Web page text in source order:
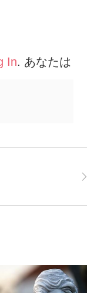
In. あなたは